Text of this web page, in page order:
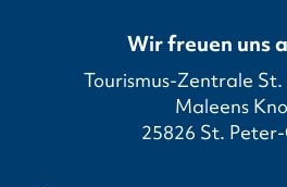
Wir freuen uns
Tourismus-Zentrale
Maleens
25826 St.